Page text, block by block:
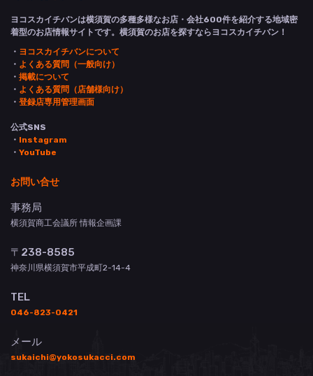
ヨコスカイチバンは横須賀の多種多様なお店・会社600件を紹介する地域密
着型のお店情報サイトです。横須賀のお店を探すならヨコスカイチバン！
・ ヨコスカイチバンについて
・ よくある質問（一般向け）
・ 掲載について
・ よくある質問（店舗様向け）
・ 登録店専用管理画面
公式SNS
・ Instagram
・ YouTube
お問い合せ
事務局
横須賀商工会議所 情報企画課
〒238-8585
神奈川県横須賀市平成町2-14-4
TEL
046-823-0421
メール
sukaichi@yokosukacci.com